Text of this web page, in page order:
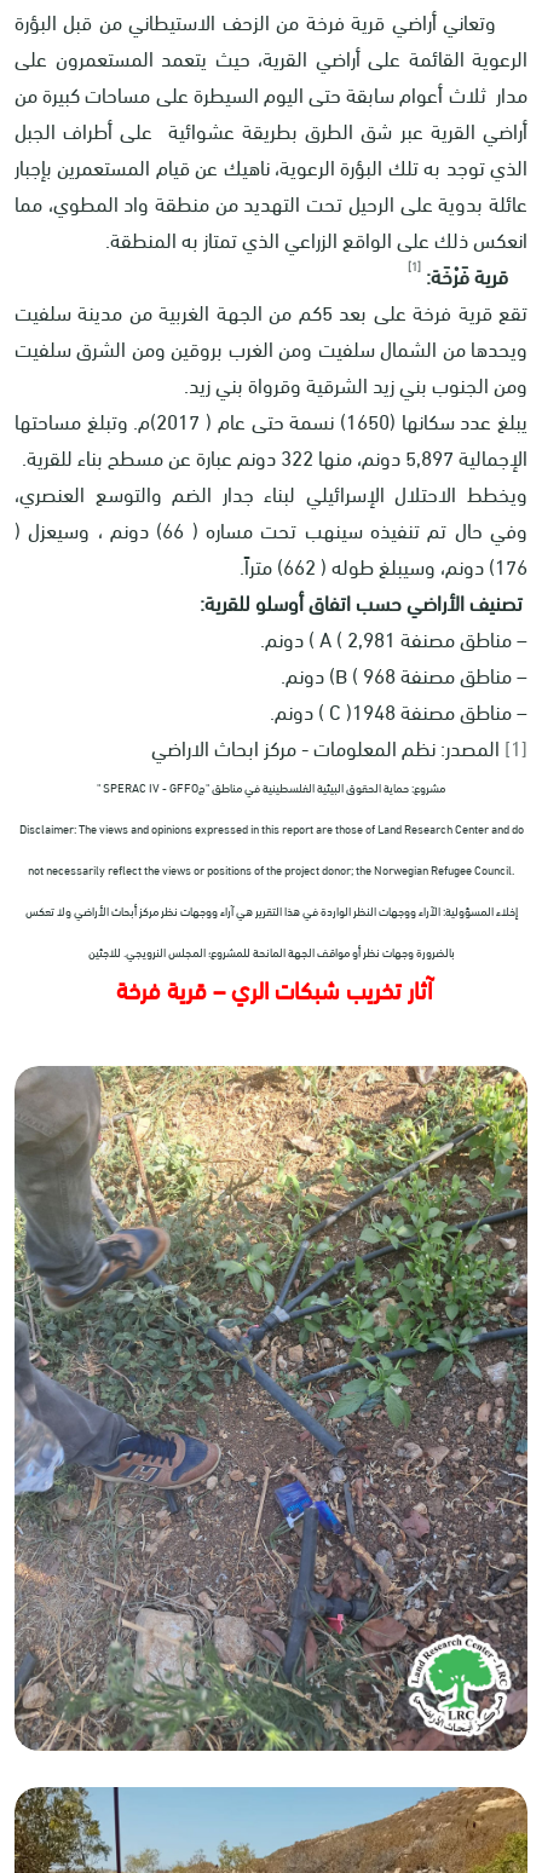
وتعاني أراضي قرية فرخة من الزحف الاستيطاني من قبل البؤرة
الرعوية القائمة على أراضي القرية، حيث يتعمد المستعمرون على
مدار ثلاث أعوام سابقة حتى اليوم السيطرة على مساحات كبيرة من
أراضي القرية عبر شق الطرق بطريقة عشوائية على أطراف الجبل
الذي توجد به تلك البؤرة الرعوية، ناهيك عن قيام المستعمرين بإجبار
عائلة بدوية على الرحيل تحت التهديد من منطقة واد المطوي، مما
انعكس ذلك على الواقع الزراعي الذي تمتاز به المنطقة.
قرية فَرْخَة: [1]
تقع قرية فرخة على بعد 5كم من الجهة الغربية من مدينة سلفيت
ويحدها من الشمال سلفيت ومن الغرب بروقين ومن الشرق سلفيت
ومن الجنوب بني زيد الشرقية وقرواة بني زيد.
يبلغ عدد سكانها (1650) نسمة حتى عام ( 2017)م. وتبلغ مساحتها
الإجمالية 5,897 دونم، منها 322 دونم عبارة عن مسطح بناء للقرية.
ويخطط الاحتلال الإسرائيلي لبناء جدار الضم والتوسع العنصري،
وفي حال تم تنفيذه سينهب تحت مساره ( 66) دونم ، وسيعزل (
176) دونم، وسيبلغ طوله ( 662) متراً.
تصنيف الأراضي حسب اتفاق أوسلو للقرية:
– مناطق مصنفة A ( 2,981) دونم.
– مناطق مصنفةB ( 968) دونم.
– مناطق مصنفةC )1948) دونم.
[1]المصدر: نظم المعلومات - مركز ابحاث الاراضي
مشروع: حماية الحقوق البيئية الفلسطينية في مناطق "ج" SPERAC IV - GFFO
Disclaimer: The views and opinions expressed in this report are those of Land Research Center and do
not necessarily reflect the views or positions of the project donor; the Norwegian Refugee Council.
إخلاء المسؤولية: الآراء ووجهات النظر الواردة في هذا التقرير هي آراء ووجهات نظر مركز أبحاث الأراضي ولا تعكس
بالضرورة وجهات نظر أو مواقف الجهة المانحة للمشروع؛ المجلس النرويجي. للاجئين
آثار تخريب شبكات الري – قرية فرخة